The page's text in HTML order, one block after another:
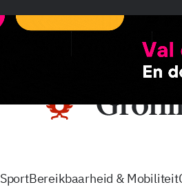
zo
SportBereikbaarheid & Mobiliteit